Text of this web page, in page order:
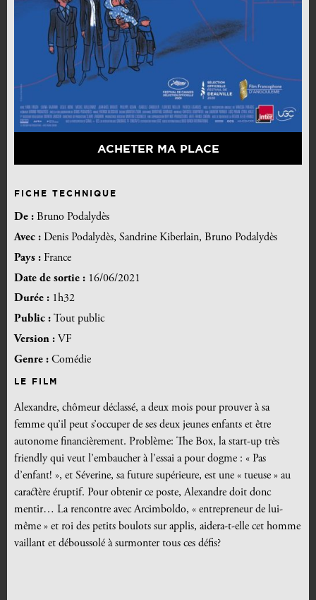
ACHETER MA PLACE
FICHE TECHNIQUE
De : Bruno Podalydès
Avec : Denis Podalydès, Sandrine Kiberlain, Bruno Podalydès
Pays : France
Date de sortie : 16/06/2021
Durée : 1h32
Public : Tout public
Version : VF
Genre : Comédie
LE FILM
Alexandre, chômeur déclassé, a deux mois pour prouver à sa
femme qu’il peut s’occuper de ses deux jeunes enfants et être
autonome financièrement. Problème: The Box, la start-up très
friendly qui veut l’embaucher à l’essai a pour dogme : « Pas
d’enfant! », et Séverine, sa future supérieure, est une « tueuse » au
caractère éruptif. Pour obtenir ce poste, Alexandre doit donc
mentir… La rencontre avec Arcimboldo, « entrepreneur de lui-
même » et roi des petits boulots sur applis, aidera-t-elle cet homme
vaillant et déboussolé à surmonter tous ces défis?